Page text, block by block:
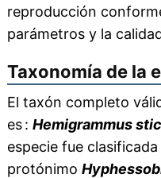
reproducción
parámetros y la
Taxonomía de la
El taxón completo
es : Hemigrammus
especie fue
protónimo